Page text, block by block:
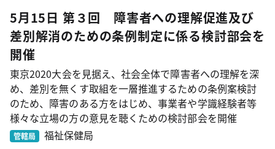
5月15日 第３回 障害者への理解促進及び
差別解消のための条例制定に係る検討部会を
開催
東京2020大会を見据え、社会全体で障害者への理解を深
め、差別を無くす取組を一層推進するための条例案検討
のため、障害のある方をはじめ、事業者や学識経験者等
様々な立場の方の意見を聴くための検討部会を開催
管轄局 福祉保健局